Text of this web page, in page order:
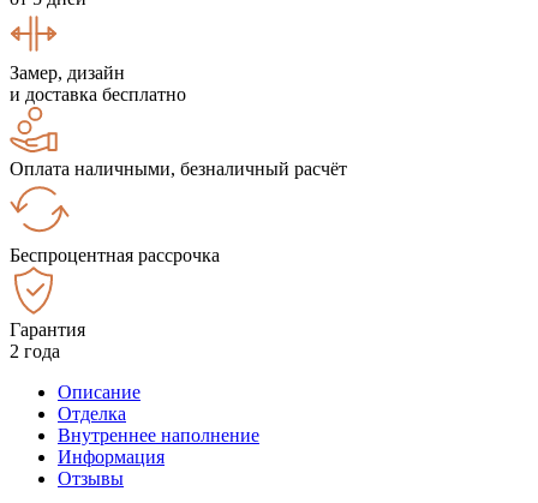
Замер, дизайн
и доставка бесплатно
Оплата наличными, безналичный расчёт
Беспроцентная рассрочка
Гарантия
2 года
Описание
Отделка
Внутреннее наполнение
Информация
Отзывы